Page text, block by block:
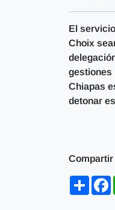
El
Choix
gestiones
Chiapas
detonar
Compartir
Share